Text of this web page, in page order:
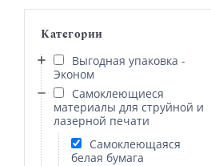
Категории
Выгодная упаковка -
Эконом
Самоклеющиеся
материалы для струйной и
лазерной печати
Самоклеющаяся
белая бумага